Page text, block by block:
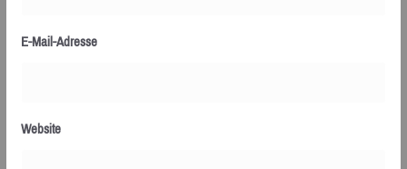
E-Mail-Adresse
Website